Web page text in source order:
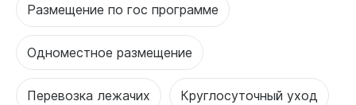
Размещение по гос программе
Одноместное размещение
Перевозка лежачих Круглосуточный уход